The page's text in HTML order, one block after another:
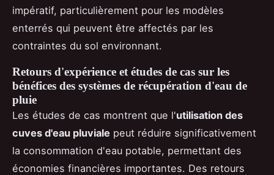
impératif, particulièrement pour les modèles
enterrés qui peuvent être affectés par les
contraintes du sol environnant.
Retours d'expérience et études de cas sur les
bénéfices des systèmes de récupération d'eau de
pluie
Les études de cas montrent que l'utilisation des
cuves d'eau pluviale peut réduire significativement
la consommation d'eau potable, permettant des
économies financières importantes. Des retours